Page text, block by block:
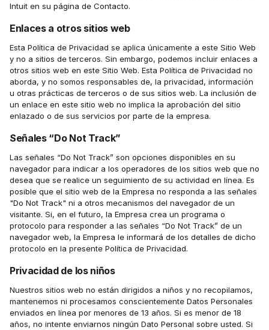
Intuit en su página de Contacto.
Enlaces a otros sitios web‍
Esta Política de Privacidad se aplica únicamente a este Sitio Web
y no a sitios de terceros. Sin embargo, podemos incluir enlaces a
otros sitios web en este Sitio Web. Esta Política de Privacidad no
aborda, y no somos responsables de, la privacidad, información
u otras prácticas de terceros o de sus sitios web. La inclusión de
un enlace en este sitio web no implica la aprobación del sitio
enlazado o de sus servicios por parte de la empresa.
Señales “Do Not Track”
Las señales “Do Not Track” son opciones disponibles en su
navegador para indicar a los operadores de los sitios web que no
desea que se realice un seguimiento de su actividad en línea. Es
posible que el sitio web de la Empresa no responda a las señales
"Do Not Track" ni a otros mecanismos del navegador de un
visitante. Si, en el futuro, la Empresa crea un programa o
protocolo para responder a las señales “Do Not Track” de un
navegador web, la Empresa le informará de los detalles de dicho
protocolo en la presente Política de Privacidad.
Privacidad de los niños
Nuestros sitios web no están dirigidos a niños y no recopilamos,
mantenemos ni procesamos conscientemente Datos Personales
enviados en línea por menores de 13 años. Si es menor de 18
años, no intente enviarnos ningún Dato Personal sobre usted. Si